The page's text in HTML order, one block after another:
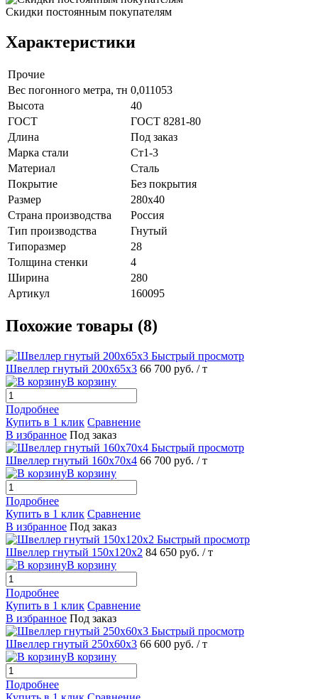
Скидки постоянным покупателям
Характеристики
Прочие
Вес погонного метра, тн 0,011053
Высота
40
ГОСТ
ГОСТ 8281-80
Длина
Под заказ
Марка стали
Ст1-3
Материал
Сталь
Покрытие
Без покрытия
Размер
280х40
Страна производства
Россия
Тип производства
Гнутый
Типоразмер
28
Толщина стенки
4
Ширина
280
Артикул
160095
Похожие товары (8)
Быстрый просмотр
Швеллер гнутый 200х65х3 66 700 руб. / т
В корзину
Подробнее
Купить в 1 клик Сравнение
В избранное Под заказ
Быстрый просмотр
Швеллер гнутый 160х70х4 66 700 руб. / т
В корзину
Подробнее
Купить в 1 клик Сравнение
В избранное Под заказ
Быстрый просмотр
Швеллер гнутый 150х120х2 84 650 руб. / т
В корзину
Подробнее
Купить в 1 клик Сравнение
В избранное Под заказ
Быстрый просмотр
Швеллер гнутый 250х60х3 66 600 руб. / т
В корзину
Подробнее